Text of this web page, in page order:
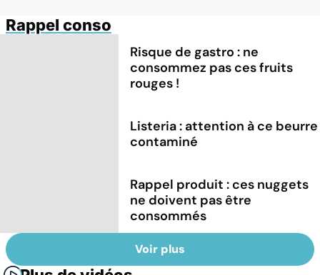
Rappel conso
Risque de gastro : ne
consommez pas ces fruits
rouges !
Listeria : attention à ce beurre
contaminé
Rappel produit : ces nuggets
ne doivent pas être
consommés
Voir plus